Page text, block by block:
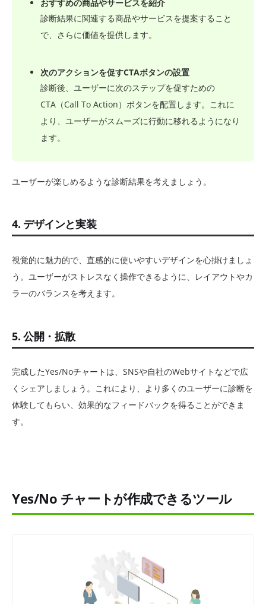
おすすめの商品やサービスを紹介
診断結果に関連する商品やサービスを提案すること
で、さらに価値を提供します。
次のアクションを促すCTAボタンの設置
診断後、ユーザーに次のステップを促すための
CTA（Call To Action）ボタンを配置します。これに
より、ユーザーがスムーズに行動に移れるようになり
ます。
ユーザーが楽しめるような診断結果を考えましょう。
4. デザインと実装
視覚的に魅力的で、直感的に使いやすいデザインを心掛けましょ
う。ユーザーがストレスなく操作できるように、レイアウトやカ
ラーのバランスを考えます。
5. 公開・拡散
完成したYes/Noチャートは、SNSや自社のWebサイトなどで広
くシェアしましょう。これにより、より多くのユーザーに診断を
体験してもらい、効果的なフィードバックを得ることができま
す。
Yes/No チャートが作成できるツール